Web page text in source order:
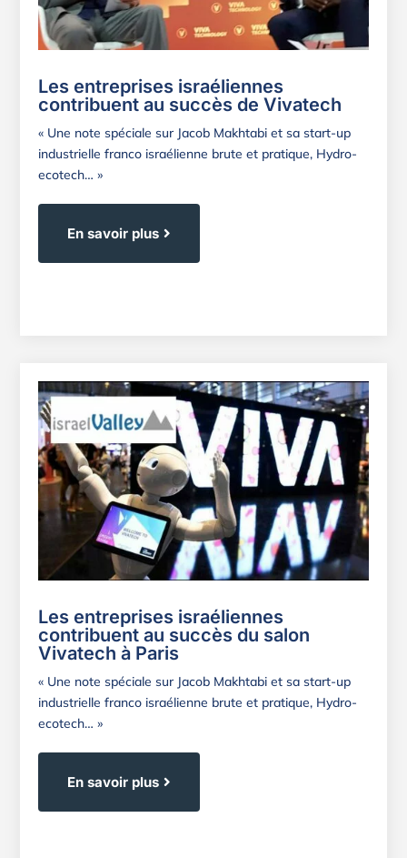
Les entreprises israéliennes
contribuent au succès de Vivatech
« Une note spéciale sur Jacob Makhtabi et sa start-up
industrielle franco israélienne brute et pratique, Hydro-
ecotech… »
En savoir plus
Les entreprises israéliennes
contribuent au succès du salon
Vivatech à Paris
« Une note spéciale sur Jacob Makhtabi et sa start-up
industrielle franco israélienne brute et pratique, Hydro-
ecotech… »
En savoir plus